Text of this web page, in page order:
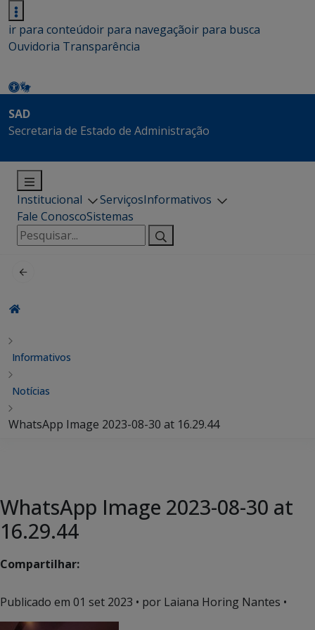
ir para conteúdoir para navegaçãoir para busca
Ouvidoria Transparência
SAD
Secretaria de Estado de Administração
Institucional ServiçosInformativos
Fale ConoscoSistemas
Pesquisar
por:
Informativos
Notícias
WhatsApp Image 2023-08-30 at 16.29.44
WhatsApp Image 2023-08-30 at
16.29.44
Compartilhar:
Publicado em 01 set 2023 • por Laiana Horing Nantes •